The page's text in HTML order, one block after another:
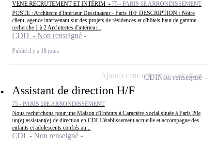
VENE RECRUTEMENT ET INTÉRIM - 75 - PARIS 6E ARRONDISSEMENT
POSTE : Architecte d'Intérieur Dessinateur - Paris H/F DESCRIPTION : Notre
client, agence intervenant sur des projets de résidences et d'hôtels haut de gamme,
recherche 1 à 2 Architectes d'intérieur...
CDD - Non renseigné
Publié il y a 18 jours
Assistant de direction H/F
75 - PARIS 20E ARRONDISSEMENT
Nous recherchons pour une Maison d'Enfants à Caractère Social située à Paris 20e
un(e) assistant(e) de direction en CDI.L'établissement accueille et accompagne des
enfants et adolescents confiés au...
CDI - Non renseigné
CDINon renseigné
Ajouter cette offre à ma sélection